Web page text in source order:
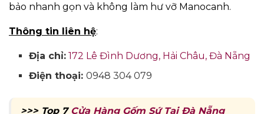
bảo nhanh gọn và không làm hư vỡ Manocanh.
Thông tin liên hệ:
Địa chỉ: 172 Lê Đình Dương, Hải Châu, Đà Nẵng
Điện thoại:0948 304 079
>>> Top 7 Cửa Hàng Gốm Sứ Tại Đà Nẵng